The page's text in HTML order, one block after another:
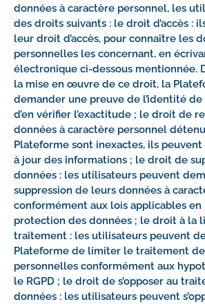
données à caractère personnel, les
des droits suivants : le droit d’accès :
leur droit d’accès, pour connaître les
personnelles les concernant, en
électronique ci-dessous mentionnée.
la mise en œuvre de ce droit, la
demander une preuve de l’identité de
d’en vérifier l’exactitude ; le droit de
données à caractère personnel
Plateforme sont inexactes, ils
à jour des informations ; le droit de
données : les utilisateurs peuvent
suppression de leurs données à
conformément aux lois applicables
protection des données ; le droit à la
traitement : les utilisateurs peuvent
Plateforme de limiter le traitement
personnelles conformément aux
le RGPD ; le droit de s’opposer au
données : les utilisateurs peuvent